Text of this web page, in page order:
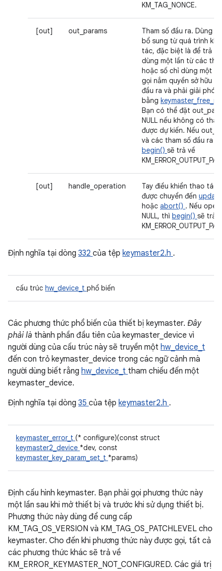
KM_TAG_NONCE.
[out] out_params
Tham số đầu ra. Dùng
bổ sung từ quá trình
tác, đặc biệt là để trả
dùng một lần từ các
hoặc số chỉ dùng một
gọi nắm quyền sở hữu
đầu ra và phải giải
bằng
Bạn có thể đặt
NULL nếu không có
được dự kiến. Nếu
và các tham số đầu ra
begin() sẽ trả về
[out] handle_operation
Tay điều khiển thao tác
được chuyển đến
hoặc abort() . Nếu
NULL, thì begin() sẽ trả
Định nghĩa tại dòng 332 của tệp keymaster2.h .
cấu trúc hw_device_t phổ biến
Các phương thức phổ biến của thiết bị keymaster. Đây
phải là thành phần đầu tiên của keymaster_device vì
người dùng của cấu trúc này sẽ truyền một hw_device_t
đến con trỏ keymaster_device trong các ngữ cảnh mà
người dùng biết rằng hw_device_t tham chiếu đến một
keymaster_device.
Định nghĩa tại dòng 35 của tệp keymaster2.h .
keymaster_error_t (* configure)(const struct
keymaster2_device *dev, const
keymaster_key_param_set_t *params)
Định cấu hình keymaster. Bạn phải gọi phương thức này
một lần sau khi mở thiết bị và trước khi sử dụng thiết bị.
Phương thức này dùng để cung cấp
KM_TAG_OS_VERSION và KM_TAG_OS_PATCHLEVEL cho
keymaster. Cho đến khi phương thức này được gọi, tất cả
các phương thức khác sẽ trả về
KM_ERROR_KEYMASTER_NOT_CONFIGURED. Các giá trị